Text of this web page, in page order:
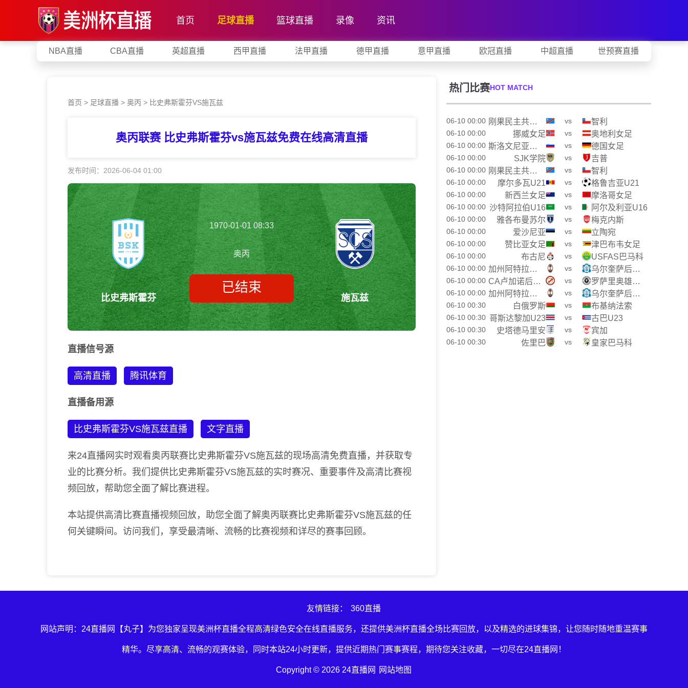
首页 足球直播 篮球直播 录像 资讯
NBA直播 CBA直播 英超直播 西甲直播 法甲直播 德甲直播 意甲直播 欧冠直播 中超直播 世预赛直播
首页 > 足球直播 > 奥丙 > 比史弗斯霍芬VS施瓦兹
奥丙联赛 比史弗斯霍芬vs施瓦兹免费在线高清直播
发布时间：2026-06-04 01:00
比史弗斯霍芬
1970-01-01 08:33
奥丙
已结束
施瓦兹
直播信号源
高清直播 腾讯体育
直播备用源
比史弗斯霍芬VS施瓦兹直播 文字直播
来24直播网实时观看奥丙联赛比史弗斯霍芬VS施瓦兹的现场高清免费直播，并获取专
业的比赛分析。我们提供比史弗斯霍芬VS施瓦兹的实时赛况、重要事件及高清比赛视
频回放，帮助您全面了解比赛进程。
本站提供高清比赛直播视频回放，助您全面了解奥丙联赛比史弗斯霍芬VS施瓦兹的任
何关键瞬间。访问我们，享受最清晰、流畅的比赛视频和详尽的赛事回顾。
热门比赛HOT MATCH
06-10 00:00 刚果民主共和国 vs 智利
06-10 00:00 挪威女足 vs 奥地利女足
06-10 00:00 斯洛文尼亚女足 vs 德国女足
06-10 00:00 SJK学院 vs 吉普
06-10 00:00 刚果民主共和国 vs 智利
06-10 00:00 摩尔多瓦U21 vs 格鲁吉亚U21
06-10 00:00 新西兰女足 vs 摩洛哥女足
06-10 00:00 沙特阿拉伯U16 vs 阿尔及利亚U16
06-10 00:00 雅各布曼苏尔 vs 梅克内斯
06-10 00:00 爱沙尼亚 vs 立陶宛
06-10 00:00 赞比亚女足 vs 津巴布韦女足
06-10 00:00 布古尼 vs USFAS巴马科
06-10 00:00 加州阿特拉斯后备队 vs 乌尔奎萨后备队
06-10 00:00 CA卢加诺后备队 vs 罗萨里奥雄狮(后备)
06-10 00:00 加州阿特拉斯后备队 vs 乌尔奎萨后备队
06-10 00:30 白俄罗斯 vs 布基纳法索
06-10 00:30 哥斯达黎加U23 vs 古巴U23
06-10 00:30 史塔德马里安 vs 宾加
06-10 00:30 佐里巴 vs 皇家巴马科
友情链接： 360直播
网站声明：24直播网【丸子】为您独家呈现美洲杯直播全程高清绿色安全在线直播服务，还提供美洲杯直播全场比赛回放，以及精选的进球集锦，让您随时随地重温赛事
精华。尽享高清、流畅的观赛体验，同时本站24小时更新，提供近期热门赛事赛程，期待您关注收藏，一切尽在24直播网！
Copyright © 2026 24直播网 网站地图